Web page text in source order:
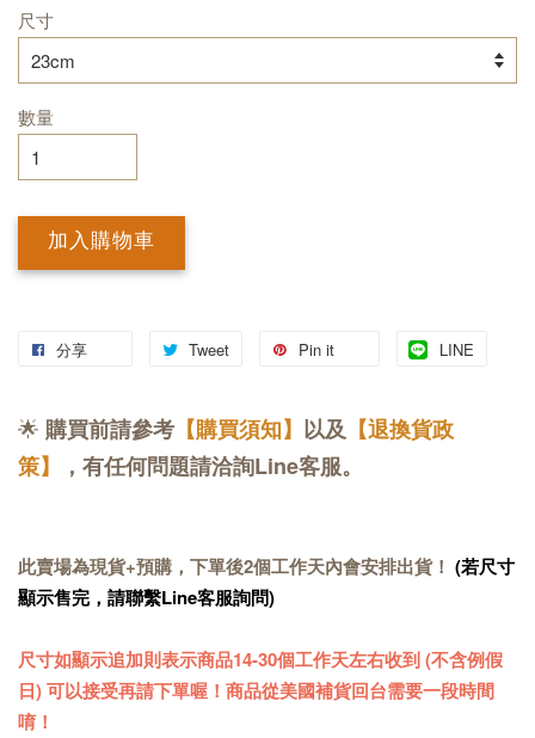
尺寸
數量
加入購物車
分享 Tweet Pin it LINE
🌟 購買前請參考 【購買須知】 以及 【退換貨政
策】
，有任何問題請洽詢Line客服。
此賣場為現貨+預購，下單後2個工作天內會安排出貨！ (若尺寸
顯示售完，請聯繫Line客服詢問)
尺寸如顯示追加則表示商品14-30個工作天左右收到 (不含例假
日) 可以接受再請下單喔！商品從美國補貨回台需要一段時間
唷！